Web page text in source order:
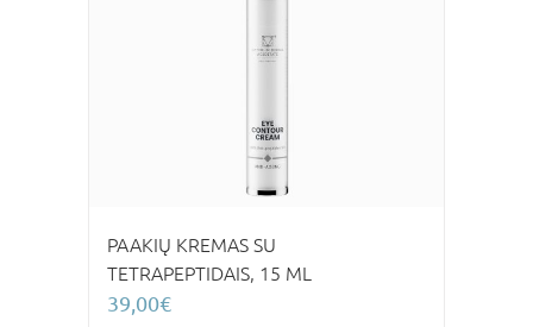
PAAKIŲ KREMAS SU
TETRAPEPTIDAIS, 15 ML
39,00€